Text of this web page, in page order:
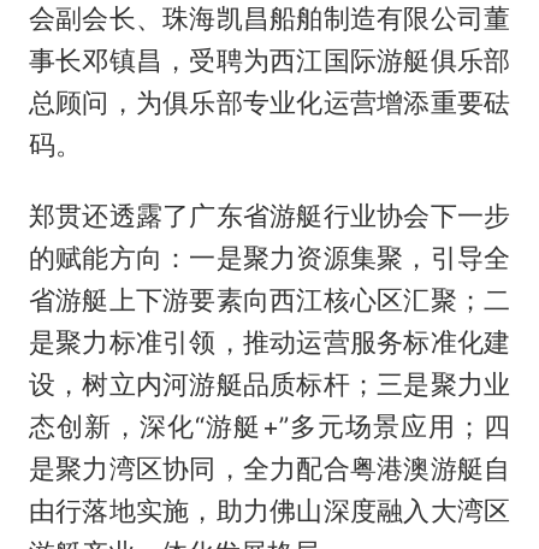
会副会长、珠海凯昌船舶制造有限公司董
事长邓镇昌，受聘为西江国际游艇俱乐部
总顾问，为俱乐部专业化运营增添重要砝
码。
郑贯还透露了广东省游艇行业协会下一步
的赋能方向：一是聚力资源集聚，引导全
省游艇上下游要素向西江核心区汇聚；二
是聚力标准引领，推动运营服务标准化建
设，树立内河游艇品质标杆；三是聚力业
态创新，深化“游艇+”多元场景应用；四
是聚力湾区协同，全力配合粤港澳游艇自
由行落地实施，助力佛山深度融入大湾区